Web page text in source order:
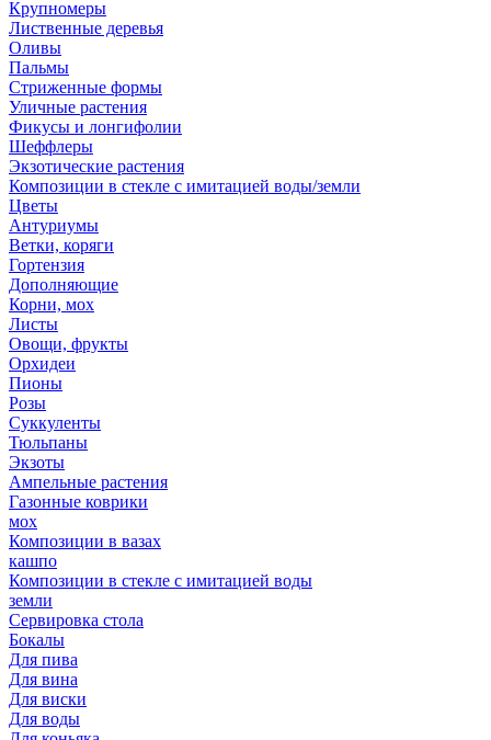
Крупномеры
Лиственные деревья
Оливы
Пальмы
Стриженные формы
Уличные растения
Фикусы и лонгифолии
Шеффлеры
Экзотические растения
Композиции в стекле с имитацией воды/земли
Цветы
Антуриумы
Ветки, коряги
Гортензия
Дополняющие
Корни, мох
Листы
Овощи, фрукты
Орхидеи
Пионы
Розы
Суккуленты
Тюльпаны
Экзоты
Ампельные растения
Газонные коврики
мох
Композиции в вазах
кашпо
Композиции в стекле с имитацией воды
земли
Сервировка стола
Бокалы
Для пива
Для вина
Для виски
Для воды